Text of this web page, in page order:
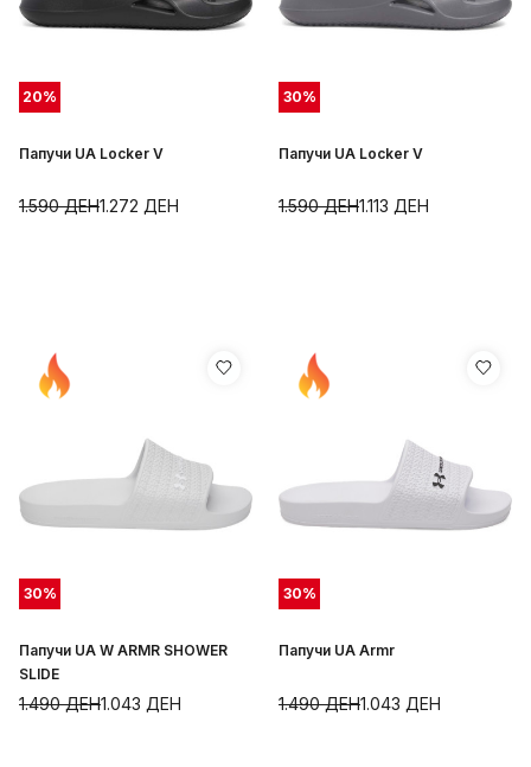
20%
Папучи UA Locker V
1.272 ДЕН
1.590ДЕН
30%
Папучи UA Locker V
1.113 ДЕН
1.590ДЕН
30%
Папучи UA W ARMR SHOWER
SLIDE
1.043 ДЕН
1.490ДЕН
30%
Папучи UA Armr
1.043 ДЕН
1.490ДЕН